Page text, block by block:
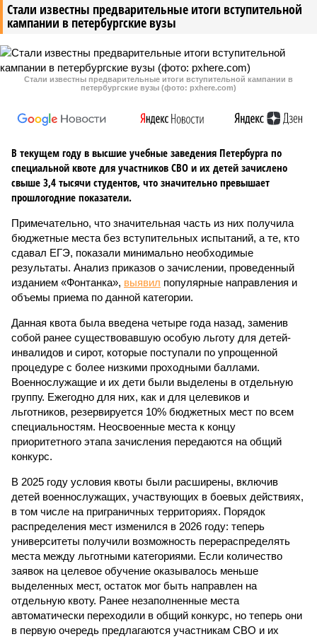
Стали известны предварительные итоги вступительной
кампании в петербургские вузы
Стали известны предварительные итоги вступительной кампании в
петербургские вузы (фото: pxhere.com)
В текущем году в высшие учебные заведения Петербурга по
специальной квоте для участников СВО и их детей зачислено
свыше 3,4 тысячи студентов, что значительно превышает
прошлогодние показатели.
Примечательно, что значительная часть из них получила
бюджетные места без вступительных испытаний, а те, кто
сдавал ЕГЭ, показали минимально необходимые
результаты. Анализ приказов о зачислении, проведенный
изданием «Фонтанка», выявил популярные направления и
объемы приема по данной категории.
Данная квота была введена четыре года назад, заменив
собой ранее существовавшую особую льготу для детей-
инвалидов и сирот, которые поступали по упрощенной
процедуре с более низкими проходными баллами.
Военнослужащие и их дети были выделены в отдельную
группу. Ежегодно для них, как и для целевиков и
льготников, резервируется 10% бюджетных мест по всем
специальностям. Неосвоенные места к концу
приоритетного этапа зачисления передаются на общий
конкурс.
В 2025 году условия квоты были расширены, включив
детей военнослужащих, участвующих в боевых действиях,
в том числе на приграничных территориях. Порядок
распределения мест изменился в 2026 году: теперь
университеты получили возможность перераспределять
места между льготными категориями. Если количество
заявок на целевое обучение оказывалось меньше
выделенных мест, остаток мог быть направлен на
отдельную квоту. Ранее незаполненные места
автоматически переходили в общий конкурс, но теперь они
в первую очередь предлагаются участникам СВО и их